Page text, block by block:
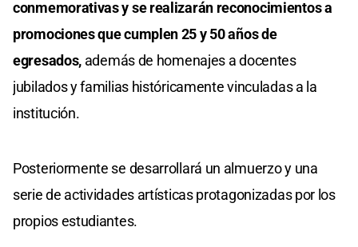
conmemorativas y se realizarán reconocimientos a
promociones que cumplen 25 y 50 años de
egresados, además de homenajes a docentes
jubilados y familias históricamente vinculadas a la
institución.
Posteriormente se desarrollará un almuerzo y una
serie de actividades artísticas protagonizadas por los
propios estudiantes.